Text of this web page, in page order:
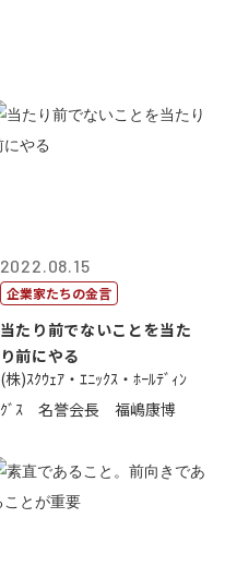
2022.08.15
企業家たちの金言
当たり前でないことを当た
り前にやる
(株)ｽｸｳｪｱ・ｴﾆｯｸｽ・ﾎｰﾙﾃﾞｨﾝ
ｸﾞｽ 名誉会長 福嶋康博